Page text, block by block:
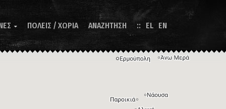
 ΠΟΛΕΙΣ / ΧΩΡΙΑ ΑΝΑΖΗΤΗΣΗ EL EN